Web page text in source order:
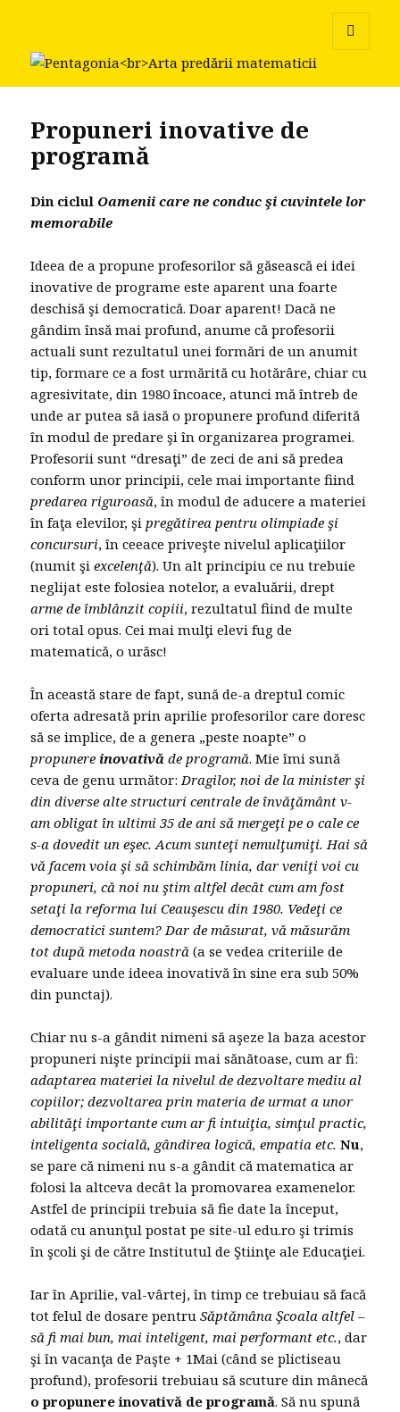
WIDGETS
Propuneri inovative de
programă
Din ciclul Oamenii care ne conduc şi cuvintele lor
memorabile
Ideea de a propune profesorilor să găsească ei idei
inovative de programe este aparent una foarte
deschisă şi democratică. Doar aparent! Dacă ne
gândim însă mai profund, anume că profesorii
actuali sunt rezultatul unei formări de un anumit
tip, formare ce a fost urmărită cu hotărâre, chiar cu
agresivitate, din 1980 încoace, atunci mă întreb de
unde ar putea să iasă o propunere profund diferită
în modul de predare şi în organizarea programei.
Profesorii sunt “dresaţi” de zeci de ani să predea
conform unor principii, cele mai importante fiind
predarea riguroasă, în modul de aducere a materiei
în faţa elevilor, şipregătirea pentru olimpiade şi
concursuri, în ceeace priveşte nivelul aplicaţiilor
(numit şiexcelenţă). Un alt principiu ce nu trebuie
neglijat este folosiea notelor, a evaluării, drept
arme de îmblânzit copiii, rezultatul fiind de multe
ori total opus. Cei mai mulţi elevi fug de
matematică, o urăsc!
În această stare de fapt, sună de-a dreptul comic
oferta adresată prin aprilie profesorilor care doresc
să se implice, de a genera „peste noapte” o
propunere inovativă de programă. Mie îmi sună
ceva de genu următor:Dragilor, noi de la minister şi
din diverse alte structuri centrale de învăţământ v-
am obligat în ultimi 35 de ani să mergeţi pe o cale ce
s-a dovedit un eşec. Acum sunteţi nemulţumiţi. Hai să
vă facem voia şi să schimbăm linia, dar veniţi voi cu
propuneri, că noi nu ştim altfel decât cum am fost
setaţi la reforma lui Ceauşescu din 1980. Vedeţi ce
democratici suntem? Dar de măsurat, vă măsurăm
tot după metoda noastră(a se vedea criteriile de
evaluare unde ideea inovativă în sine era sub 50%
din punctaj).
Chiar nu s-a gândit nimeni să aşeze la baza acestor
propuneri nişte principii mai sănătoase, cum ar fi:
adaptarea materiei la nivelul de dezvoltare mediu al
copiilor; dezvoltarea prin materia de urmat a unor
abilităţi importante cum ar fi intuiţia, simţul practic,
inteligenta socială, gândirea logică, empatia etc. Nu,
se pare că nimeni nu s-a gândit că matematica ar
folosi la altceva decât la promovarea examenelor.
Astfel de principii trebuia să fie date la început,
odată cu anunţul postat pe site-ul edu.ro şi trimis
în şcoli şi de către Institutul de Ştiinţe ale Educaţiei.
Iar în Aprilie, val-vârtej, în timp ce trebuiau să facă
tot felul de dosare pentruSăptămâna Şcoala altfel –
să fi mai bun, mai inteligent, mai performant etc., dar
şi în vacanţa de Paşte + 1Mai (când se plictiseau
profund), profesorii trebuiau să scuture din mânecă
o propunere inovativă de programă. Să nu spună